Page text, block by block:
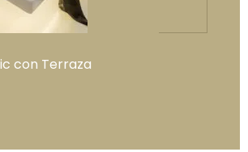
con Terraza